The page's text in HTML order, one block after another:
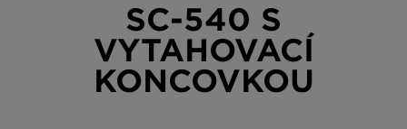
SC-540 S
VYTAHOVACÍ
KONCOVKOU